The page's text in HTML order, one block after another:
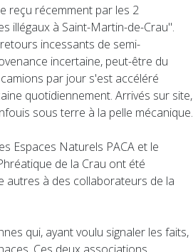
reçu récemment par les 2
illégaux à Saint-Martin-de-Crau".
incessants de semi-
incertaine, peut-être du
par jour s'est accéléré
quotidiennement. Arrivés sur site,
sous terre à la pelle mécanique.
Espaces Naturels PACA et le
de la Crau ont été
autres à des collaborateurs de la
qui, ayant voulu signaler les faits,